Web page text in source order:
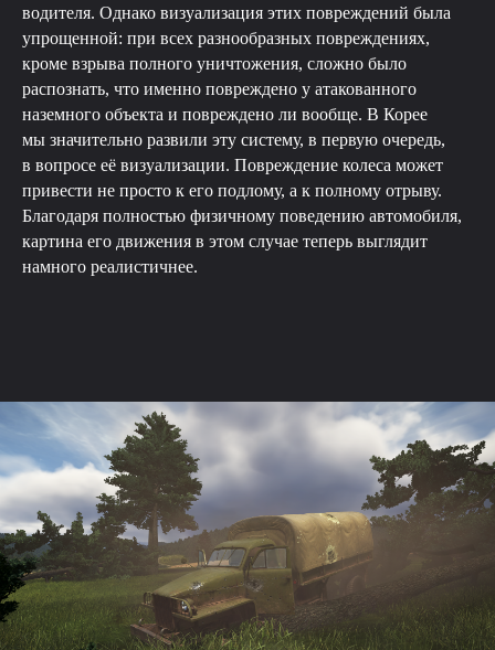
водителя. Однако визуализация этих повреждений была
упрощенной: при всех разнообразных повреждениях,
кроме взрыва полного уничтожения, сложно было
распознать, что именно повреждено у атакованного
наземного объекта и повреждено ли вообще. В Корее
мы значительно развили эту систему, в первую очередь,
в вопросе её визуализации. Повреждение колеса может
привести не просто к его подлому, а к полному отрыву.
Благодаря полностью физичному поведению автомобиля,
картина его движения в этом случае теперь выглядит
намного реалистичнее.